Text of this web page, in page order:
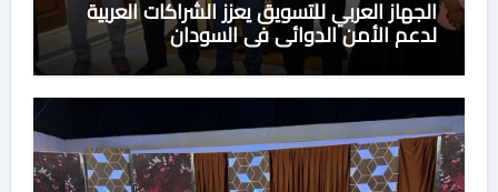
الجهاز العربي للتسويق يعزز الشراكات العربية
لدعم الأمن الدوائي في السودان